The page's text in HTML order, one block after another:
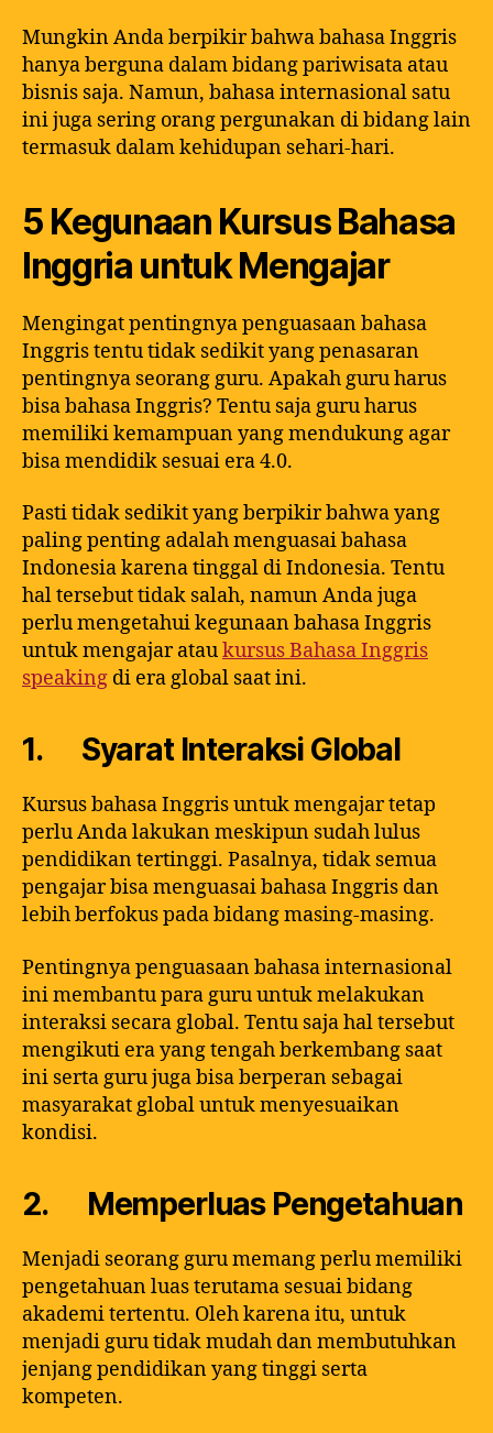
Mungkin Anda berpikir bahwa bahasa Inggris
hanya berguna dalam bidang pariwisata atau
bisnis saja. Namun, bahasa internasional satu
ini juga sering orang pergunakan di bidang lain
termasuk dalam kehidupan sehari-hari.
5 Kegunaan Kursus Bahasa
Inggria untuk Mengajar
Mengingat pentingnya penguasaan bahasa
Inggris tentu tidak sedikit yang penasaran
pentingnya seorang guru. Apakah guru harus
bisa bahasa Inggris? Tentu saja guru harus
memiliki kemampuan yang mendukung agar
bisa mendidik sesuai era 4.0.
Pasti tidak sedikit yang berpikir bahwa yang
paling penting adalah menguasai bahasa
Indonesia karena tinggal di Indonesia. Tentu
hal tersebut tidak salah, namun Anda juga
perlu mengetahui kegunaan bahasa Inggris
untuk mengajar ataukursus Bahasa Inggris
speaking di era global saat ini.
1. Syarat Interaksi Global
Kursus bahasa Inggris untuk mengajar tetap
perlu Anda lakukan meskipun sudah lulus
pendidikan tertinggi. Pasalnya, tidak semua
pengajar bisa menguasai bahasa Inggris dan
lebih berfokus pada bidang masing-masing.
Pentingnya penguasaan bahasa internasional
ini membantu para guru untuk melakukan
interaksi secara global. Tentu saja hal tersebut
mengikuti era yang tengah berkembang saat
ini serta guru juga bisa berperan sebagai
masyarakat global untuk menyesuaikan
kondisi.
2. Memperluas Pengetahuan
Menjadi seorang guru memang perlu memiliki
pengetahuan luas terutama sesuai bidang
akademi tertentu. Oleh karena itu, untuk
menjadi guru tidak mudah dan membutuhkan
jenjang pendidikan yang tinggi serta
kompeten.